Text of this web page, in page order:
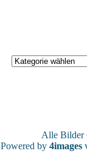
Alle
Powered by 4images